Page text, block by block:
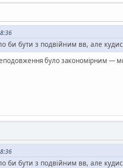
би бути з подвійним вв, але
було закономірним —
би бути з подвійним вв, але